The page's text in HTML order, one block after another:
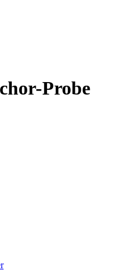
Probe